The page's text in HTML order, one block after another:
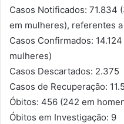
Casos Notificados: 71.834
em mulheres), referentes a
Casos Confirmados:
mulheres)
Casos Descartados: 2.375
Casos de Recuperação:
Óbitos: 456 (242 em
Óbitos em Investigação: 9